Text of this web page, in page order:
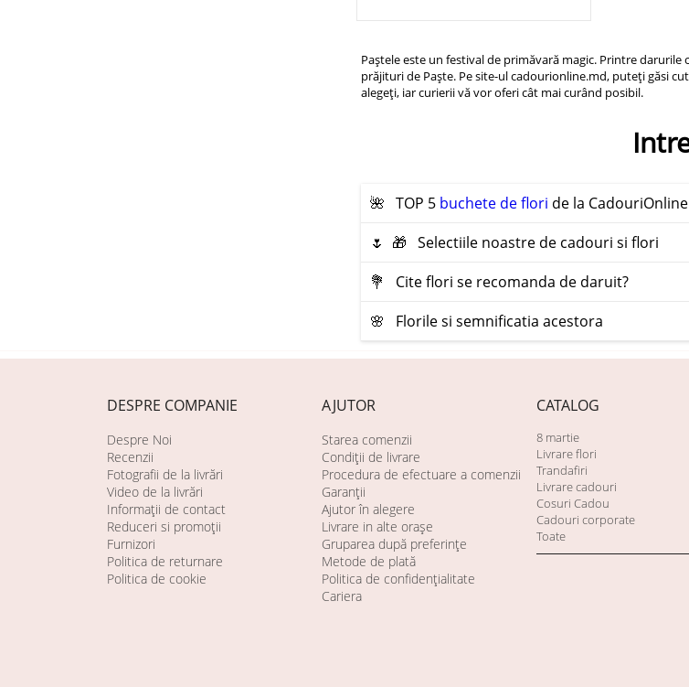
Paștele este un festival de primăvară magic. Printre
prăjituri de Paște. Pe site-ul cadourionline.md, puteți găsi
alegeți, iar curierii vă vor oferi cât mai curând posibil.
🌺 TOP 5 buchete de flori de la CadouriOnline
🌷 🎁 Selectiile noastre de cadouri si flori
💐 Сite flori se recomanda de daruit?
🌸 Florile si semnificatia acestora
DESPRE COMPANIE
Despre Noi
Recenzii
Fotografii de la livrări
Video de la livrări
Informații de contact
Reduceri si promoții
Furnizori
Politica de returnare
Politica de cookie
AJUTOR
Starea comenzii
Condiții de livrare
Procedura de efectuare a comenzii
Garanții
Ajutor în alegere
Livrare in alte orașe
Gruparea după preferințe
Metode de plată
Politica de confidențialitate
Cariera
CATALOG
8 martie
Livrare flori
Trandafiri
Livrare cadouri
Cosuri Cadou
Cadouri corporate
Toate